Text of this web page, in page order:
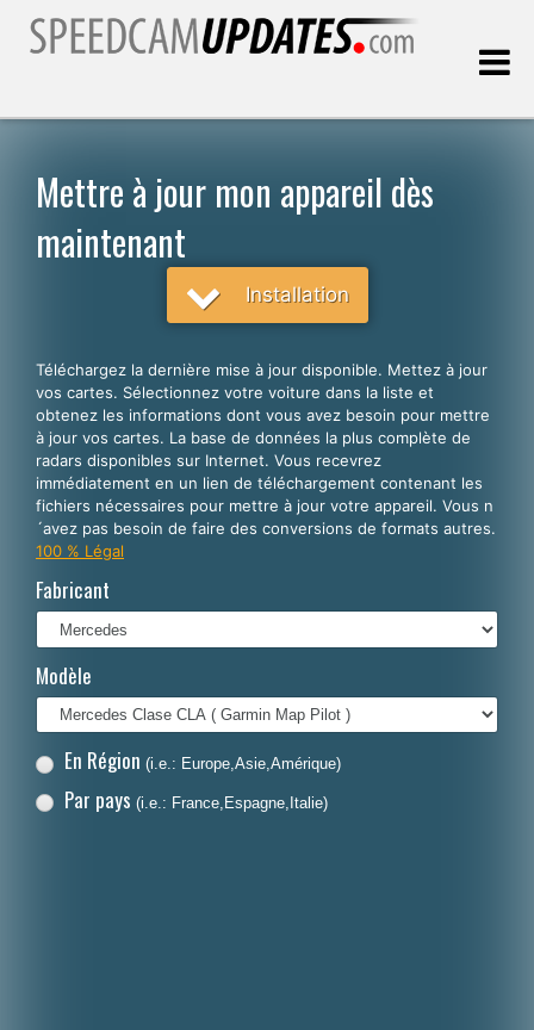
CHOISISSEZ VOTRE LANGUE
English
Español
Português
Deutsch
Italiano
Polski
Nederlands
Dansk
Mettre à jour mon appareil dès
maintenant
Installation
Téléchargez la dernière mise à jour disponible. Mettez à jour
vos cartes. Sélectionnez votre voiture dans la liste et
obtenez les informations dont vous avez besoin pour mettre
à jour vos cartes. La base de données la plus complète de
radars disponibles sur Internet. Vous recevrez
immédiatement en un lien de téléchargement contenant les
fichiers nécessaires pour mettre à jour votre appareil. Vous n
´avez pas besoin de faire des conversions de formats autres.
100 % Légal
Fabricant
Modèle
En Région (i.e.: Europe,Asie,Amérique)
Par pays (i.e.: France,Espagne,Italie)